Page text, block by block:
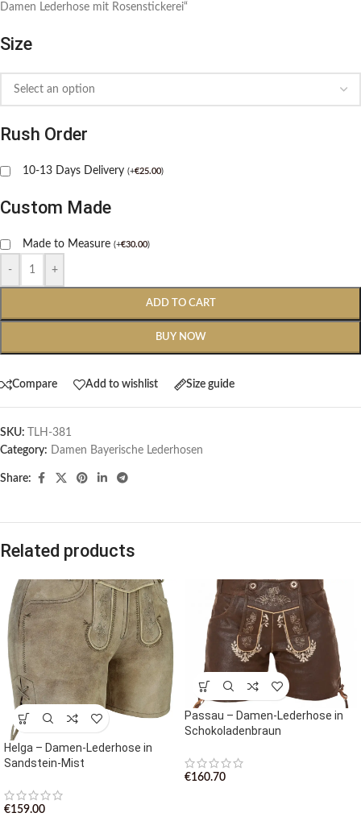
Damen Lederhose mit Rosenstickerei“
Size
Rush Order
10-13 Days Delivery (+€25.00)
Custom Made
Made to Measure (+€30.00)
- +
ADD TO CART
BUY NOW
Compare Add to wishlist Size guide
SKU:
TLH-381
Category:
Damen Bayerische Lederhosen
Share:
Related products
Helga – Damen-Lederhose in
Sandstein-Mist
€159.00
Passau – Damen-Lederhose in
Schokoladenbraun
€160.70